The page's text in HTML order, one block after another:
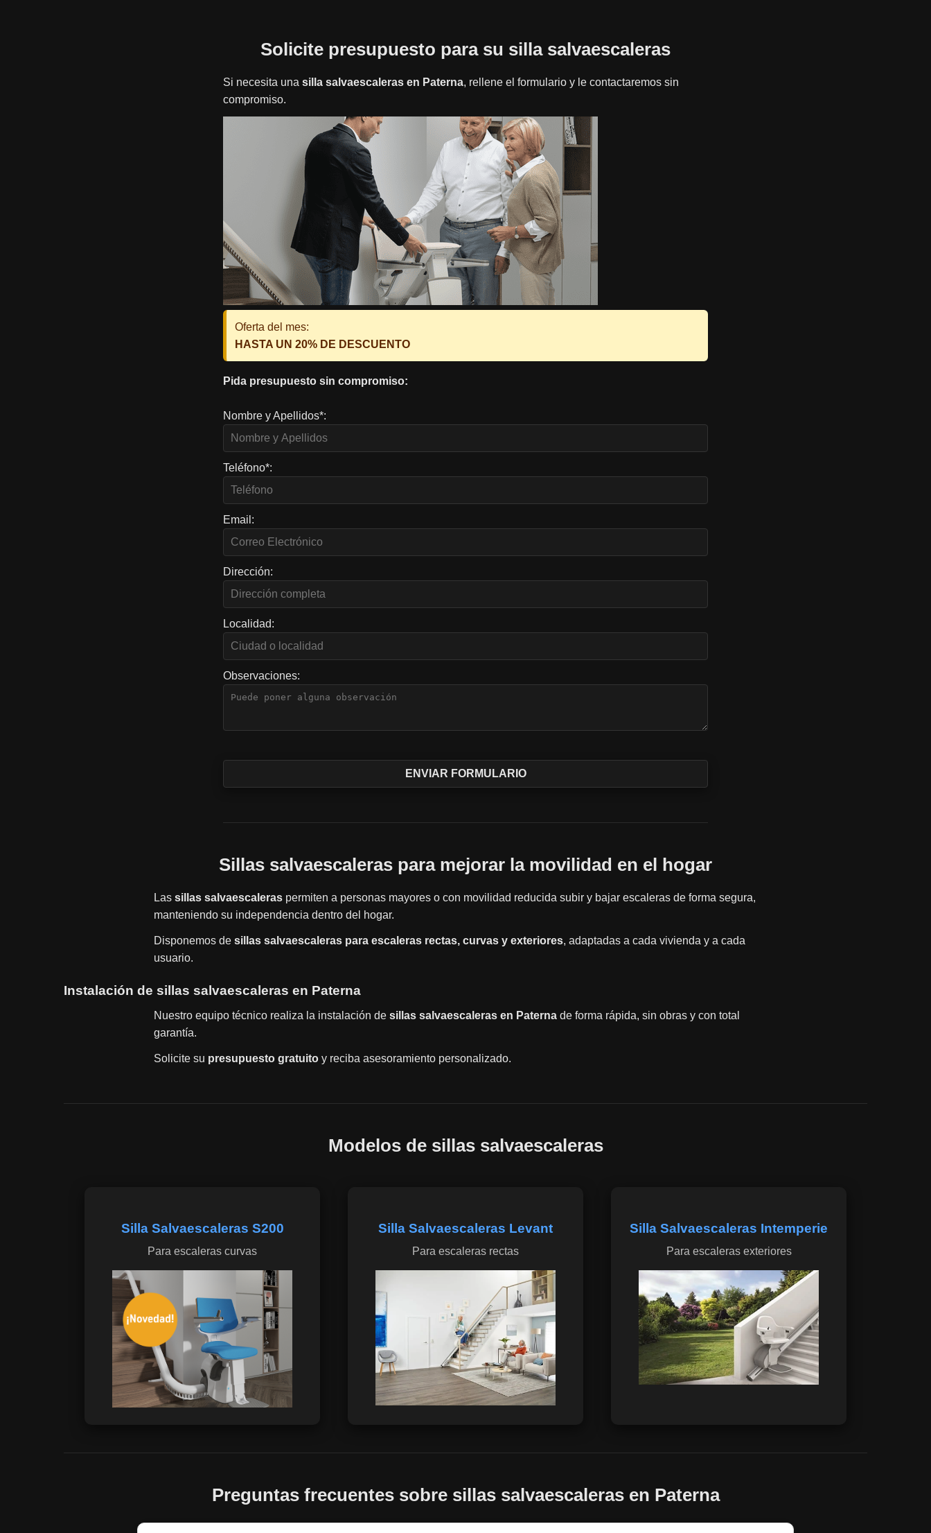
Solicite presupuesto para su silla salvaescaleras
Si necesita una silla salvaescaleras en Paterna, rellene el formulario y le contactaremos sin
compromiso.
Oferta del mes:
HASTA UN 20% DE DESCUENTO
Pida presupuesto sin compromiso:
Nombre y Apellidos*:
Teléfono*:
Email:
Dirección:
Localidad:
Observaciones:
Sillas salvaescaleras para mejorar la movilidad en el hogar
Las sillas salvaescaleras permiten a personas mayores o con movilidad reducida subir y bajar escaleras de forma segura,
manteniendo su independencia dentro del hogar.
Disponemos de sillas salvaescaleras para escaleras rectas, curvas y exteriores, adaptadas a cada vivienda y a cada
usuario.
Instalación de sillas salvaescaleras en Paterna
Nuestro equipo técnico realiza la instalación de sillas salvaescaleras en Paterna de forma rápida, sin obras y con total
garantía.
Solicite su presupuesto gratuito y reciba asesoramiento personalizado.
Modelos de sillas salvaescaleras
Silla Salvaescaleras S200
Para escaleras curvas
Silla Salvaescaleras Levant
Para escaleras rectas
Silla Salvaescaleras Intemperie
Para escaleras exteriores
Preguntas frecuentes sobre sillas salvaescaleras en Paterna